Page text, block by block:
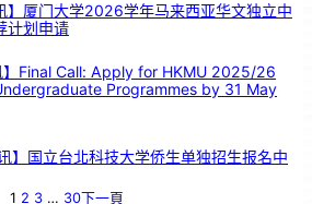
】厦门大学2026学年马来西亚华文独立中
计划申请
】Final Call: Apply for HKMU 2025/26
Programmes by 31 May
讯】国立台北科技大学侨生单独招生报名中
1 2 3 … 30下一頁